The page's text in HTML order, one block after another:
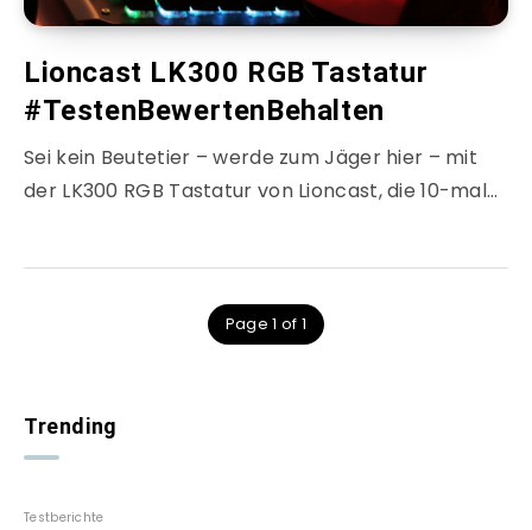
Lioncast LK300 RGB Tastatur
#TestenBewertenBehalten
Sei kein Beutetier – werde zum Jäger hier – mit
der LK300 RGB Tastatur von Lioncast, die 10-mal…
Page 1 of 1
Trending